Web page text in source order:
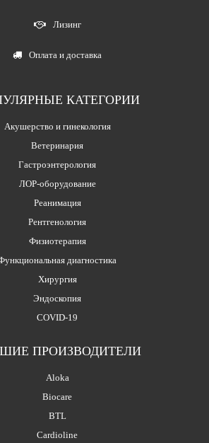
Лизинг
Оплата и доставка
КАТЕГОРИИ
Акушерство и гинекология
Ветеринария
Гастроэнтерология
ЛОР-оборудование
Реанимация
Рентгенология
Физиотерапия
диагностика
Хирургия
Эндоскопия
COVID-19
ПРОИЗВОДИТЕЛИ
Aloka
Biocare
BTL
Cardioline